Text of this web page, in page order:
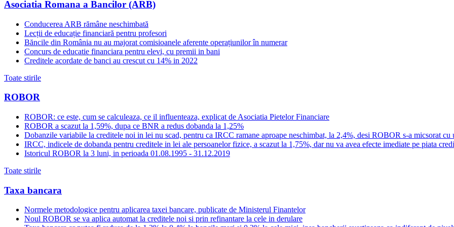
Asociatia Romana a Bancilor (ARB)
Conducerea ARB rămâne neschimbată
Lecții de educație financiară pentru profesori
Băncile din România nu au majorat comisioanele aferente operațiunilor în numerar
Concurs de educatie financiara pentru elevi, cu premii in bani
Creditele acordate de banci au crescut cu 14% in 2022
Toate stirile
ROBOR
ROBOR: ce este, cum se calculeaza, ce il influenteaza, explicat de Asociatia Pietelor Financiare
ROBOR a scazut la 1,59%, dupa ce BNR a redus dobanda la 1,25%
Dobanzile variabile la creditele noi in lei nu scad, pentru ca IRCC ramane aproape neschimbat, la 2,4%, desi ROBOR s-a micsorat cu
IRCC, indicele de dobanda pentru creditele in lei ale persoanelor fizice, a scazut la 1,75%, dar nu va avea efecte imediate pe piata
Istoricul ROBOR la 3 luni, in perioada 01.08.1995 - 31.12.2019
Toate stirile
Taxa bancara
Normele metodologice pentru aplicarea taxei bancare, publicate de Ministerul Finantelor
Noul ROBOR se va aplica automat la creditele noi si prin refinantare la cele in derulare